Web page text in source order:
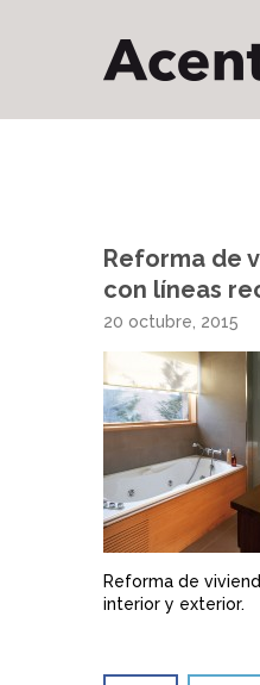
Reforma de
con líneas
20 octubre, 2015
Reforma de
interior y exterior.